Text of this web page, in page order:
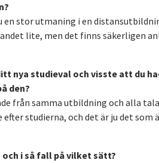
en stor utmaning i en
lite, men det finns säkerligen
nya studieval och visste att du
den?
från samma utbildning och alla
studierna, och det är ju det som
i så fall på vilket sätt?